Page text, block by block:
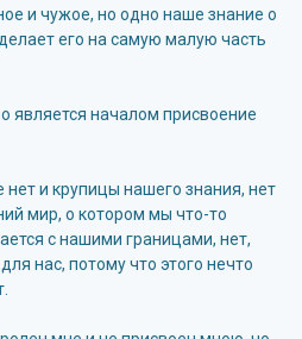
и чужое, но одно наше знание о
его на самую малую часть
является началом присвоение
нет и крупицы нашего знания, нет
мир, о котором мы что-то
с нашими границами, нет,
нас, потому что этого нечто